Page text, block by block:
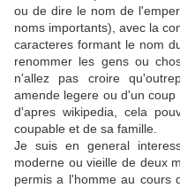
ou de dire le nom de
noms importants), avec la
caracteres formant le nom
renommer les gens ou
n'allez pas croire
amende legere ou d'un coup
d'apres wikipedia, cela
coupable et de sa famille.
Je suis en general
moderne ou vieille de deux
permis a l'homme au cours